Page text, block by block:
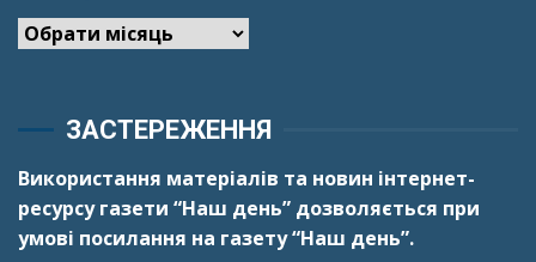
Архіви
ЗАСТЕРЕЖЕННЯ
Використання матеріалів та новин інтернет-
ресурсу газети “Наш день” дозволяється при
умові посилання на газету “Наш день”.